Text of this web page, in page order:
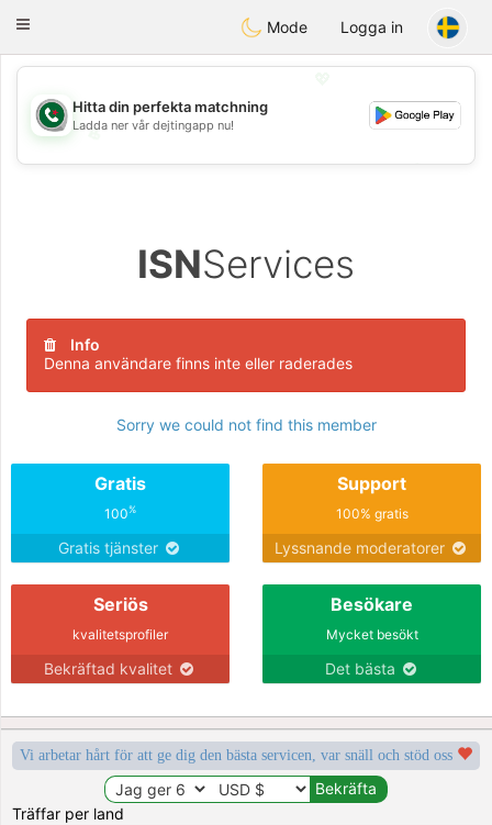
Weshrak
Toggle
Mode Logga in
💖
💕
Hitta din perfekta matchning
Ladda ner vår dejtingapp nu!
ISNServices
Info
Denna användare finns inte eller raderades
Sorry we could not find this member
Gratis
100%
Gratis tjänster
Support
100% gratis
Lyssnande moderatorer
Seriös
kvalitetsprofiler
Bekräftad kvalitet
Besökare
Mycket besökt
Det bästa
Vi arbetar hårt för att ge dig den bästa servicen, var snäll och stöd oss
Träffar per land